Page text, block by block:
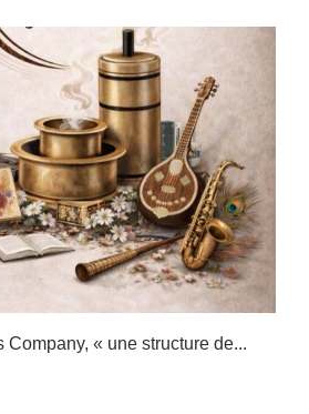
Company, « une structure de...